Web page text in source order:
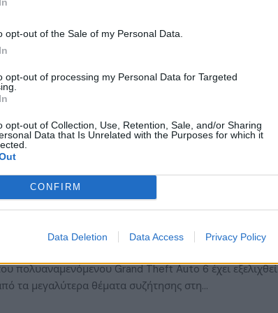
opt-out of the Sale of my Personal Data.
opt-out of processing my Personal Data for Targeted
opt-out of Collection, Use, Retention, Sale, and/or Sharing
Data that Is Unrelated with the Purposes for which it
CONFIRM
Data Deletion Data Access Privacy Policy
μνήμης και 10 παγκόσμιες πρώτες
στο Overclocking
ΚΥΠΡΑΊΟΣ 26/06/2026
κορυφαίο computer brand, πέτυχε τον τελευταίο
ορόσημα στον χώρο του overclocking,
ενός παγκοσμίου…
την τιμή του GTA 6: Στα 90 ευρώ η
22/06/2026
πολυαναμενόμενου Grand Theft Auto 6 έχει εξελιχθεί
τα μεγαλύτερα θέματα συζήτησης στη…